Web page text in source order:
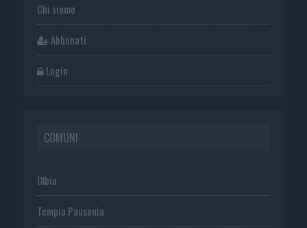
Chi siamo
Abbonati
Login
COMUNI
Olbia
Tempio Pausania